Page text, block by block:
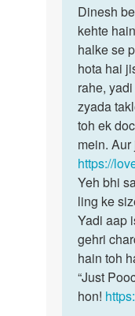
to
Mam
mere
ka
jo
aage
ka…
by
Blp
Dinesh
bete,
is
skin
ko…
Dinesh
kehte
halke se
hota hai
rahe,
zyada
toh ek
mein.
https://
Yeh bhi
ling ke
Yadi aap
gehri
hain toh
“Just
hon!